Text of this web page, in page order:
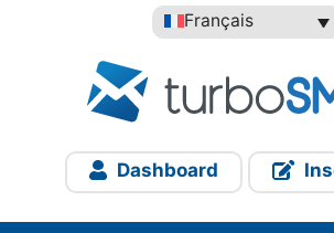
Français
Dashboard